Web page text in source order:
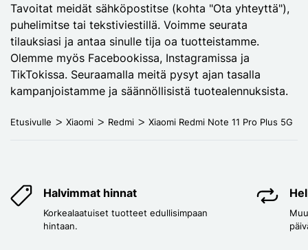
Tavoitat meidät sähköpostitse (kohta "Ota yhteyttä"),
puhelimitse tai tekstiviestillä. Voimme seurata
tilauksiasi ja antaa sinulle tija oa tuotteistamme.
Olemme myös Facebookissa, Instagramissa ja
TikTokissa. Seuraamalla meitä pysyt ajan tasalla
kampanjoistamme ja säännöllisistä tuotealennuksista.
Etusivulle Xiaomi Redmi Xiaomi Redmi Note 11 Pro Plus 5G
Halvimmat hinnat
Korkealaatuiset tuotteet edullisimpaan
hintaan.